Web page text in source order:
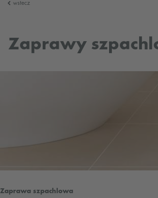
wstecz
Zaprawy
Zaprawa szpachlowa